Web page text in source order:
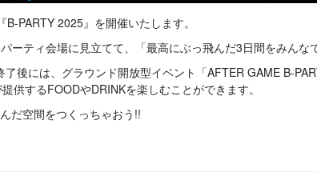
PARTY 2025』を開催いたします。
ーティ会場に見立てて、「最高にぶっ飛んだ3日間をみん
後には、グラウンド開放型イベント「AFTER GAME B-
供するFOODやDRINKを楽しむことができます。
だ空間をつくっちゃおう!!